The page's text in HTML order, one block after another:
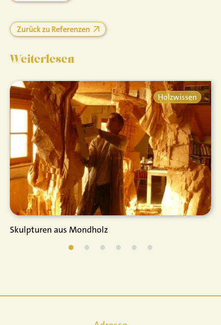
Zurück zu Referenzen
Weiterlesen
Holzwissen
Skulpturen aus Mondholz